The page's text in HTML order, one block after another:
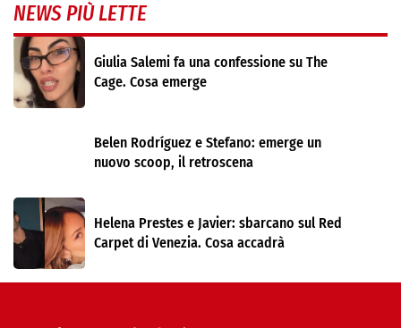
NEWS PIÙ LETTE
Giulia Salemi fa una confessione su The
Cage. Cosa emerge
Belen Rodríguez e Stefano: emerge un
nuovo scoop, il retroscena
Helena Prestes e Javier: sbarcano sul Red
Carpet di Venezia. Cosa accadrà